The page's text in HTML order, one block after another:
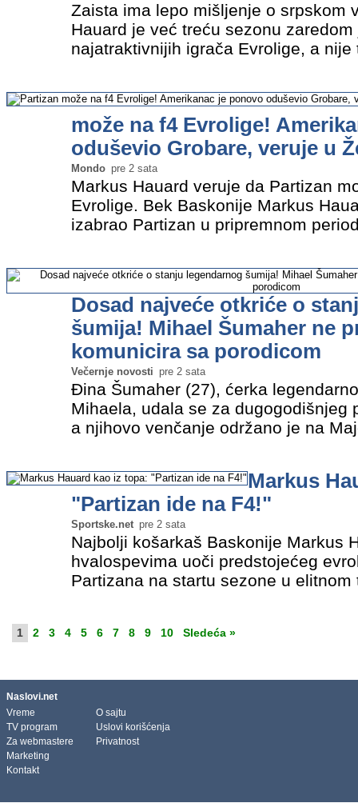
Zaista ima lepo mišljenje o srpskom
Hauard je već treću sezonu
najatraktivnijih igrača Evrolige, a
može na f4 Evrolige!
oduševio Grobare, veruje u
Mondo pre 2 sata
Markus Hauard veruje da Partizan
Evrolige. Bek Baskonije Markus
izabrao Partizan u pripremnom
Dosad najveće otkriće o
šumija! Mihael Šumaher ne
komunicira sa porodicom
Večernje novosti pre 2 sata
Đina Šumaher (27), ćerka
Mihaela, udala se za dugogodišnjeg
a njihovo venčanje održano je na
Markus
"Partizan ide na F4!"
Sportske.net pre 2 sata
Najbolji košarkaš Baskonije Markus
hvalospevima uoči predstojećeg
Partizana na startu sezone u
1 2 3 4 5 6 7 8 9 10 Sledeća »
Naslovi.net
Vreme
TV program
Za webmastere
Marketing
Kontakt
O sajtu
Uslovi korišćenja
Privatnost